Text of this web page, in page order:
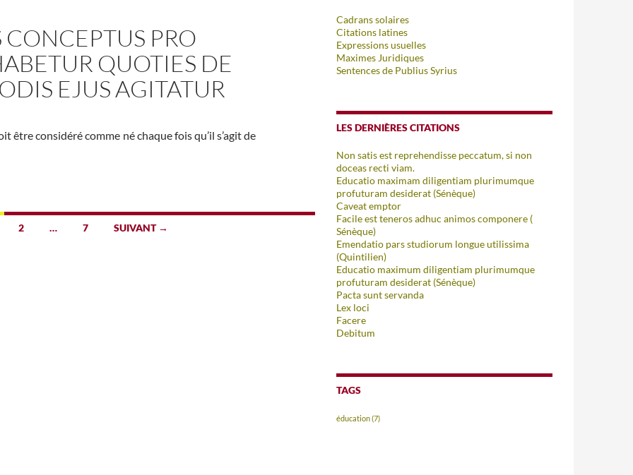
CONCEPTUS PRO
QUOTIES DE
EJUS AGITATUR
être considéré comme né chaque fois qu’il s’agit de
2 … 7 SUIVANT →
Cadrans solaires
Citations latines
Expressions usuelles
Maximes Juridiques
Sentences de Publius Syrius
LES DERNIÈRES CITATIONS
Non satis est reprehendisse peccatum, si non
doceas recti viam.
Educatio maximam diligentiam plurimumque
profuturam desiderat (Sénèque)
Caveat emptor
Facile est teneros adhuc animos componere (
Sénèque)
Emendatio pars studiorum longue utilissima
(Quintilien)
Educatio maximum diligentiam plurimumque
profuturam desiderat (Sénèque)
Pacta sunt servanda
Lex loci
Facere
Debitum
TAGS
éducation(7)